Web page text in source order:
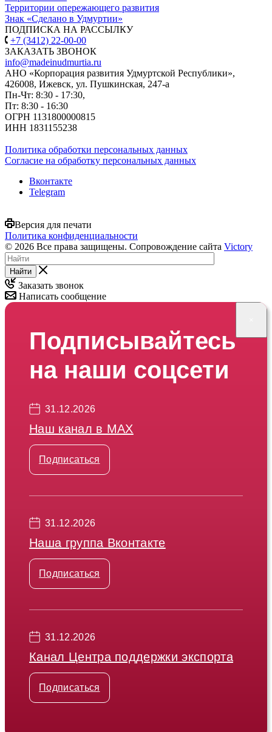
Территории опережающего развития
Знак «Сделано в Удмуртии»
ПОДПИСКА НА РАССЫЛКУ
+7 (3412) 22-00-00
ЗАКАЗАТЬ ЗВОНОК
info@madeinudmurtia.ru
АНО «Корпорация развития Удмуртской Республики»,
426008, Ижевск, ул. Пушкинская, 247-а
Пн-Чт: 8:30 - 17:30,
Пт: 8:30 - 16:30
ОГРН 1131800000815
ИНН 1831155238
Политика обработки персональных данных
Согласие на обработку персональных данных
Вконтакте
Telegram
Версия для печати
Политика конфиденциальности
© 2026 Все права защищены. Сопровождение сайта Victory
Найти
Заказать звонок
Написать сообщение
Подписывайтесь
на наши соцсети
31.12.2026
Наш канал в МАХ
Подписаться
31.12.2026
Наша группа Вконтакте
Подписаться
31.12.2026
Канал Центра поддержки экспорта
Подписаться